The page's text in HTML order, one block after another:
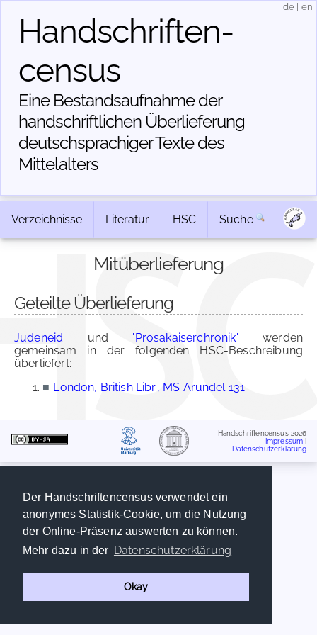
Der Handschriftencensus verwendet ein
anonymes Statistik-Cookie, um die Nutzung
der Online-Präsenz auswerten zu können.
Mehr dazu in der Datenschutzerklärung
Okay
Handschriften­
census
Eine Bestandsaufnahme der
handschriftlichen Über­lieferung
deutschsprachiger Texte des
Mittelalters
de en
Verzeichnisse Literatur HSC Suche
Mitüberlieferung
Geteilte Überlieferung
Judeneid und 'Prosakaiserchronik' werden
gemeinsam in der folgenden HSC-Beschreibung
überliefert:
■ London, British Libr., MS Arundel 131
Handschriftencensus 2026
Impressum
Datenschutzerklärung